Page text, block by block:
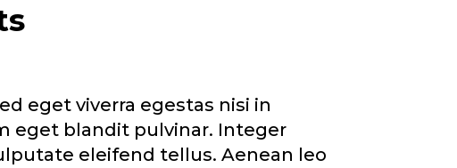
eget viverra egestas nisi in
eget blandit pulvinar. Integer
eleifend tellus. Aenean leo